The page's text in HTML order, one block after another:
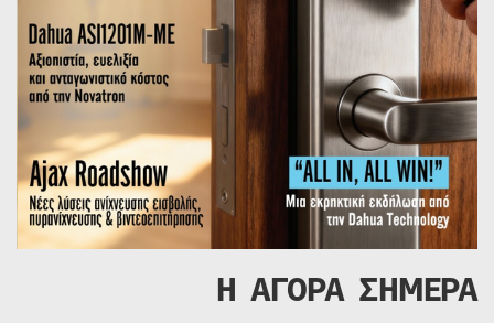
Η ΑΓΟΡΑ ΣΗΜΕΡΑ